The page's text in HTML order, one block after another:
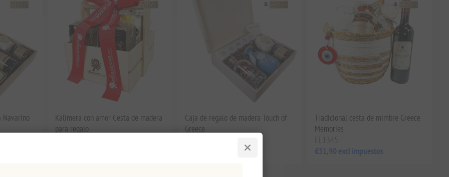
Navarino
Kalimera con amor Cesta de madera
para regalo
Caja de regalo de madera Touch of
Greece
€55,00 excl impuestos
Tradicional cesta de mimbre Greece
Memories
€51,90 excl impuestos